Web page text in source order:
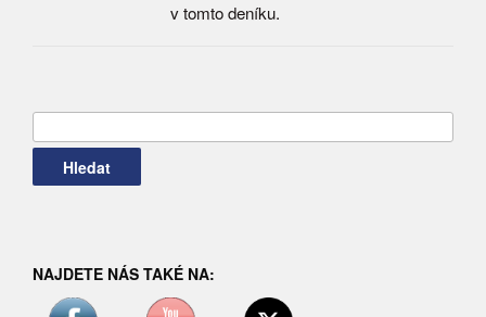
v tomto deníku.
NAJDETE NÁS TAKÉ NA: